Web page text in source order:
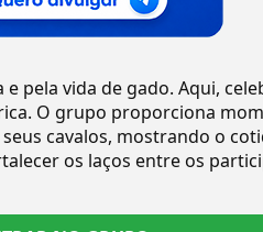
pela vida de gado. Aqui,
O grupo proporciona
cavalos, mostrando o
os laços entre os